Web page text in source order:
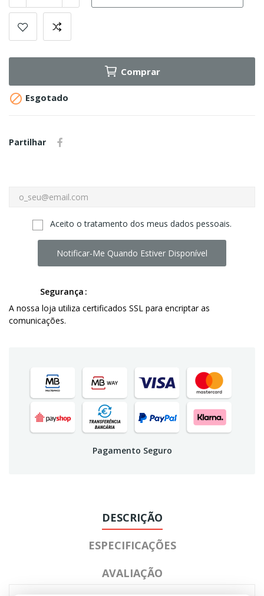
Comprar
 Esgotado
Partilhar
Aceito o tratamento dos meus dados pessoais.
Notificar-Me Quando Estiver Disponível
Segurança
A nossa loja utiliza certificados SSL para encriptar as
comunicações.
Pagamento Seguro
DESCRIÇÃO
ESPECIFICAÇÕES
AVALIAÇÃO